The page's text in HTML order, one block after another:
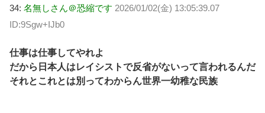
34: 名無しさん＠恐縮です 2026/01/02(金) 13:05:39.07
ID:9Sgw+IJb0
仕事は仕事してやれよ
だから日本人はレイシストで反省がないって言われるんだ
それとこれとは別ってわからん世界一幼稚な民族